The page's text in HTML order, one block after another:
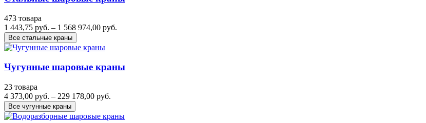
473 товара
1 443,75 руб. – 1 568 974,00 руб.
Все стальные краны
Чугунные шаровые краны
23 товара
4 373,00 руб. – 229 178,00 руб.
Все чугунные краны